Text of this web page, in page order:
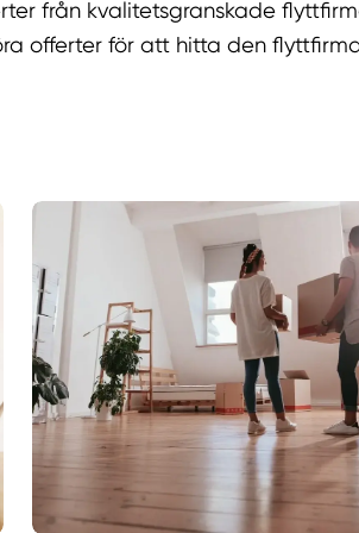
från kvalitetsgranskade
offerter för att hitta den